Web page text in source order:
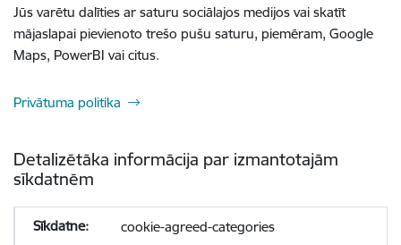
Jūs varētu dalīties ar saturu sociālajos medijos vai skatīt
mājaslapai pievienoto trešo pušu saturu, piemēram, Google
Maps, PowerBI vai citus.
Privātuma politika
Detalizētāka informācija par izmantotajām
sīkdatnēm
cookie-agreed-categories